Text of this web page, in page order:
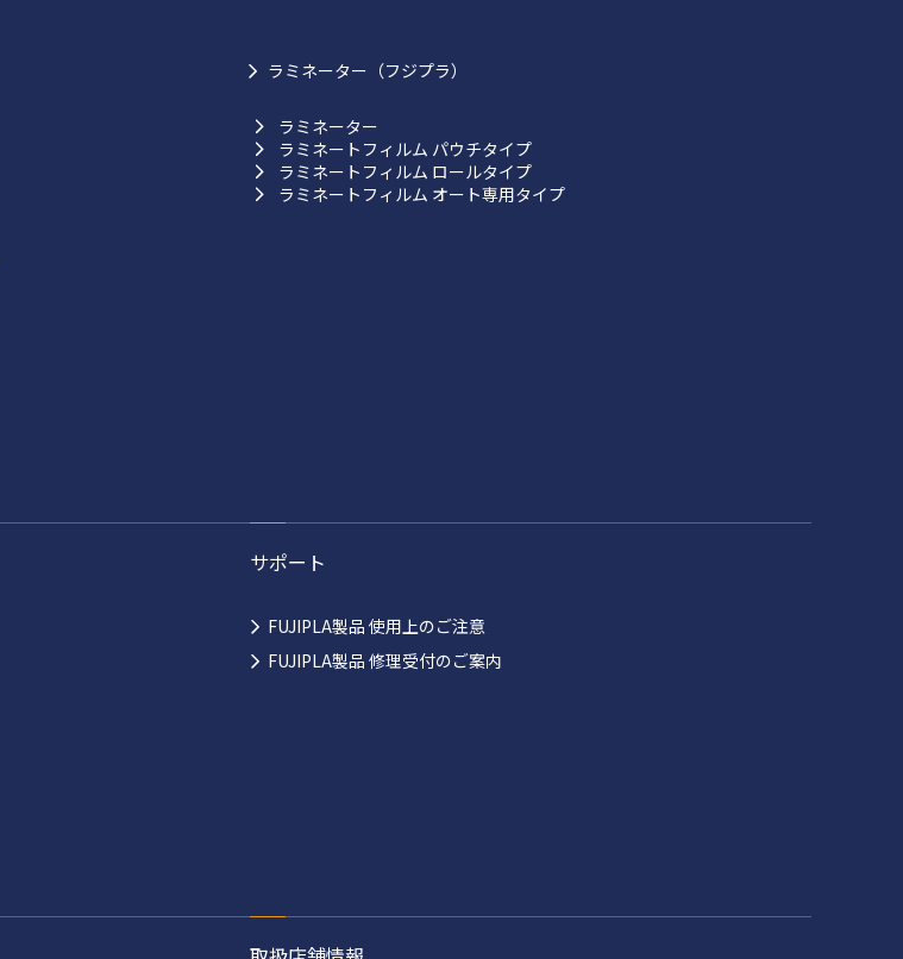
ラミネーター（フジプラ）
ラミネーター
ラミネートフィルム パウチタイプ
ラミネートフィルム ロールタイプ
ラミネートフィルム オート専用タイプ
サポート
FUJIPLA製品 使用上のご注意
FUJIPLA製品 修理受付のご案内